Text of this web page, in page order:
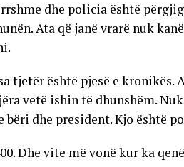
dhe policia është
Ata që janë vrarë nuk kanë
tjetër është pjesë e kronikës.
vetë ishin të dhunshëm.
dhe president. Kjo është
Dhe vite më vonë kur ka